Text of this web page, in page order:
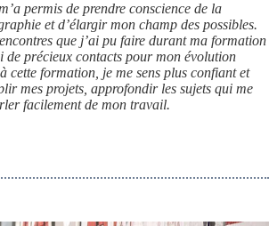
permis de prendre conscience de la
et d’élargir mon champ des possibles.
que j’ai pu faire durant ma formation
de précieux contacts pour mon évolution
cette formation, je me sens plus confiant et
mes projets, approfondir les sujets qui me
facilement de mon travail.